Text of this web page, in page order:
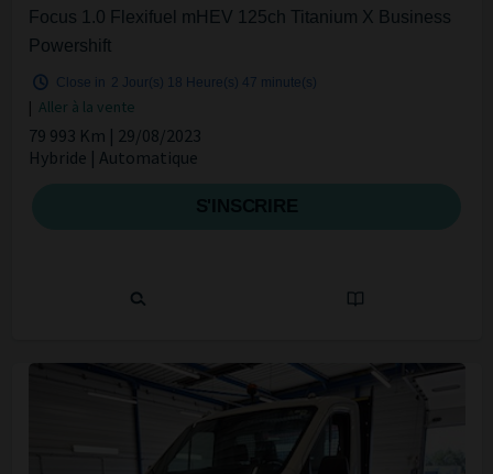
Focus 1.0 Flexifuel mHEV 125ch Titanium X Business
Powershift
Close in 2 Jour(s) 18 Heure(s) 47 minute(s)
| Aller à la vente
79 993 Km | 29/08/2023
Hybride | Automatique